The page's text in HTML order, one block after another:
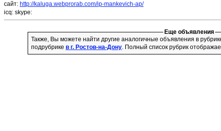
сайт: http://kaluga.webprorab.com/ip-mankevich-ap/
icq: skype:
Еще объявления
Также, Вы можете найти другие аналогичные объявления в
подрубрике в г. Ростов-на-Дону. Полный список рубрик